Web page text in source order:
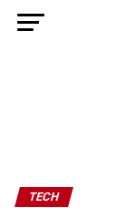
TECH